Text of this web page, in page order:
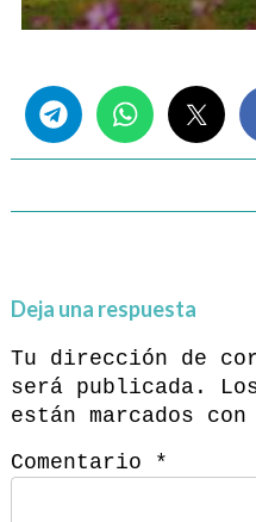
Deja una respuesta
Tu dirección de
será publicada.
están marcados con
Comentario
*